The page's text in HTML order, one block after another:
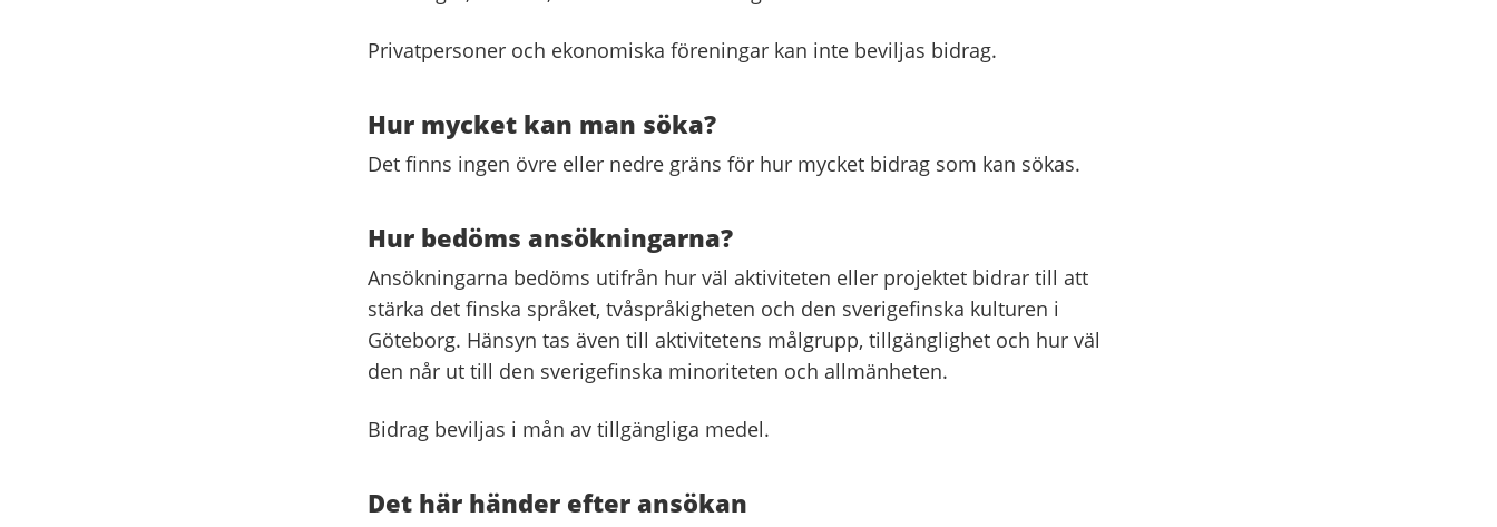
Privatpersoner och ekonomiska föreningar kan inte beviljas bidrag.
Hur mycket kan man söka?
Det finns ingen övre eller nedre gräns för hur mycket bidrag som kan sökas.
Hur bedöms ansökningarna?
Ansökningarna bedöms utifrån hur väl aktiviteten eller projektet bidrar till att
stärka det finska språket, tvåspråkigheten och den sverigefinska kulturen i
Göteborg. Hänsyn tas även till aktivitetens målgrupp, tillgänglighet och hur väl
den når ut till den sverigefinska minoriteten och allmänheten.
Bidrag beviljas i mån av tillgängliga medel.
Det här händer efter ansökan